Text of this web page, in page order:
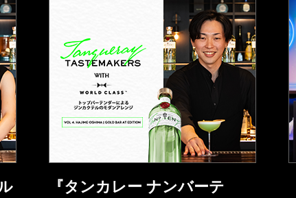
『タンカレー ナンバーテ